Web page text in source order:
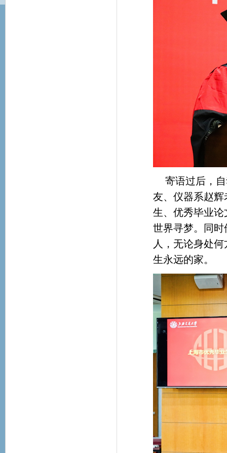
寄语过后，
友、仪器系赵辉
生、优秀毕业
世界寻梦。同
人，无论身处
生永远的家。